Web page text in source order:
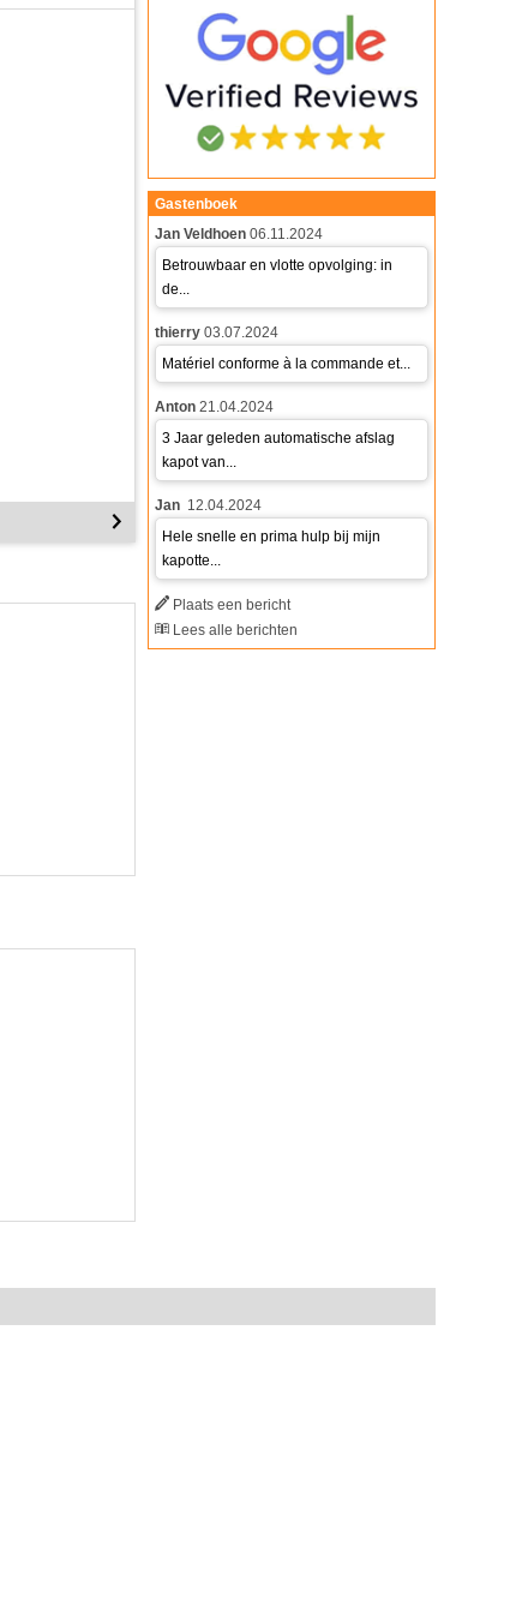
Gastenboek
Jan Veldhoen 06.11.2024
Betrouwbaar en vlotte opvolging: in
de...
thierry 03.07.2024
Matériel conforme à la commande et...
Anton 21.04.2024
3 Jaar geleden automatische afslag
kapot van...
Jan 12.04.2024
Hele snelle en prima hulp bij mijn
kapotte...
Plaats een bericht
Lees alle berichten